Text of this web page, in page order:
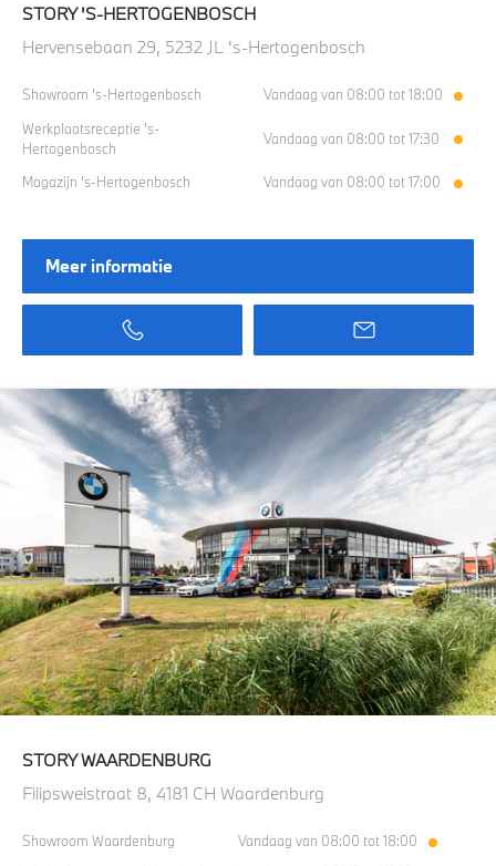
STORY 'S-HERTOGENBOSCH
Hervensebaan 29, 5232 JL 's-Hertogenbosch
Showroom 's-Hertogenbosch
Vandaag van 08:00 tot 18:00
Werkplaatsreceptie 's-
Hertogenbosch
Vandaag van 08:00 tot 17:30
Magazijn 's-Hertogenbosch Vandaag van 08:00 tot 17:00
Meer informatie
STORY WAARDENBURG
Filipsweistraat 8, 4181 CH Waardenburg
Showroom Waardenburg Vandaag van 08:00 tot 18:00